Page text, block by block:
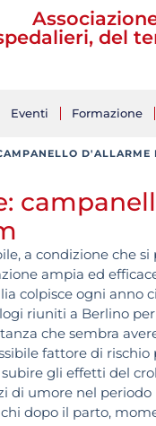
del
Eventi Formazione
D'ALLARME
a condizione che
ampia ed
colpisce ogni anno
riuniti a Berlino
che sembra
fattore di
gli effetti del
di umore nel
dopo il parto,